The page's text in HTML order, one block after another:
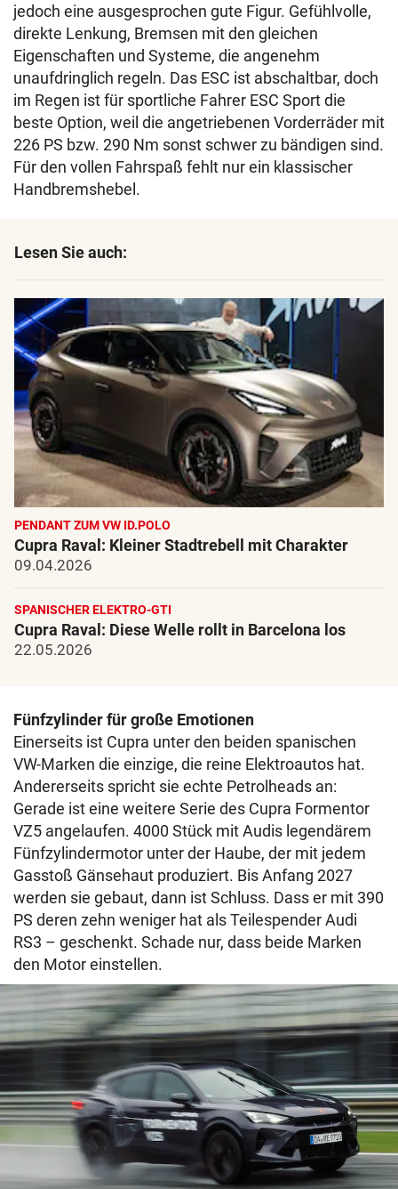
jedoch eine ausgesprochen gute Figur. Gefühlvolle,
direkte Lenkung, Bremsen mit den gleichen
Eigenschaften und Systeme, die angenehm
unaufdringlich regeln. Das ESC ist abschaltbar, doch
im Regen ist für sportliche Fahrer ESC Sport die
beste Option, weil die angetriebenen Vorderräder mit
226 PS bzw. 290 Nm sonst schwer zu bändigen sind.
Für den vollen Fahrspaß fehlt nur ein klassischer
Handbremshebel.
Lesen Sie auch:
PENDANT ZUM VW ID.POLO
Cupra Raval: Kleiner Stadtrebell mit Charakter
09.04.2026
SPANISCHER ELEKTRO-GTI
Cupra Raval: Diese Welle rollt in Barcelona los
22.05.2026
Fünfzylinder für große Emotionen
Einerseits ist Cupra unter den beiden spanischen
VW-Marken die einzige, die reine Elektroautos hat.
Andererseits spricht sie echte Petrolheads an:
Gerade ist eine weitere Serie des Cupra Formentor
VZ5 angelaufen. 4000 Stück mit Audis legendärem
Fünfzylindermotor unter der Haube, der mit jedem
Gasstoß Gänsehaut produziert. Bis Anfang 2027
werden sie gebaut, dann ist Schluss. Dass er mit 390
PS deren zehn weniger hat als Teilespender Audi
RS3 – geschenkt. Schade nur, dass beide Marken
den Motor einstellen.